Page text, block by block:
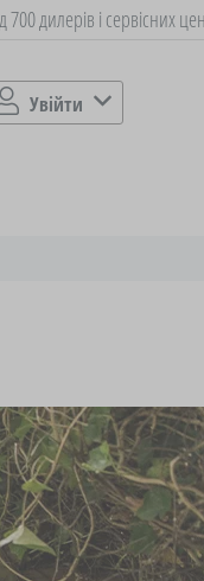
700 дилерів і сервісних
Увійти